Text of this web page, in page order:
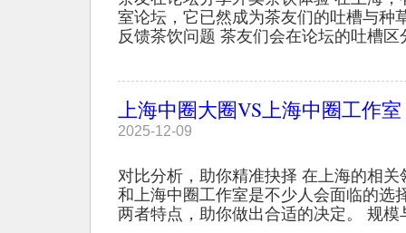
室论坛，它已然成为茶友们的吐槽与种
反馈茶饮问题 茶友们会在论坛的吐槽区
上海中圈大圈VS上海中圈工作
2025-12-09
对比分析，助你精准抉择 在上海的相
和上海中圈工作室是不少人会面临的选
两者特点，助你做出合适的决定。 规模